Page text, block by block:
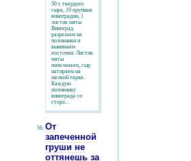
50 г. твердого
сыра, 10 крупных
виноградин, 1
листик мяты
Виноград
разрезаем на
половинки и
вынимаем
косточки. Листик
мяты
измельчаем, сыр
натираем на
мелкой терке.
Каждую
половинку
винограда со
сторо...
От
запеченной
груши не
оттянешь за